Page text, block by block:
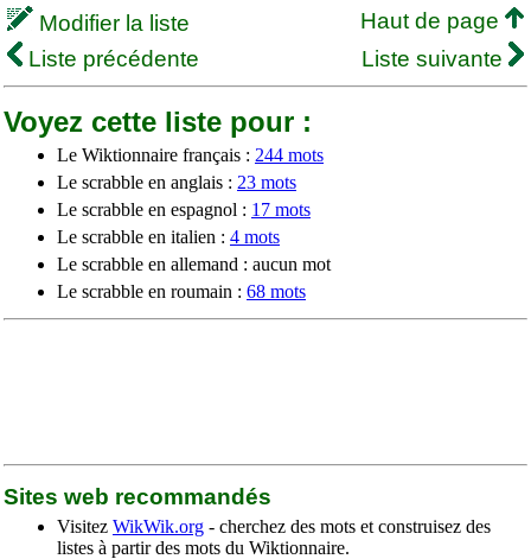
Modifier la liste
Haut de page
Liste précédente
Liste suivante
Voyez cette liste pour :
Le Wiktionnaire français : 244 mots
Le scrabble en anglais : 23 mots
Le scrabble en espagnol : 17 mots
Le scrabble en italien : 4 mots
Le scrabble en allemand : aucun mot
Le scrabble en roumain : 68 mots
Sites web recommandés
Visitez WikWik.org - cherchez des mots et construisez des
listes à partir des mots du Wiktionnaire.